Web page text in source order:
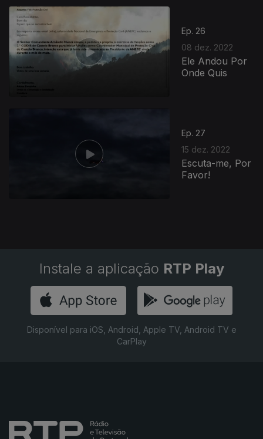
Ep. 26
08 dez. 2022
Ele Andou Por
Onde Quis
Ep. 27
15 dez. 2022
Escuta-me, Por
Favor!
Instale a aplicação RTP Play
Disponível para iOS, Android, Apple TV, Android TV e
CarPlay